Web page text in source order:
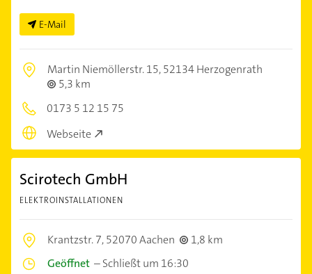
E-Mail
Martin Niemöllerstr. 15,52134 Herzogenrath
5,3 km
0173 5 12 15 75
Webseite
Scirotech GmbH
ELEKTROINSTALLATIONEN
Krantzstr. 7,52070 Aachen
1,8 km
Geöffnet –Schließt um 16:30